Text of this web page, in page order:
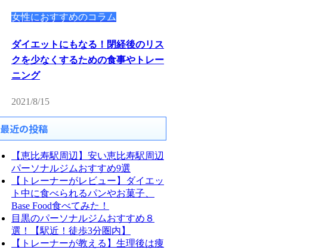
女性におすすめのコラム
ダイエットにもなる！閉経後のリス
クを少なくするための食事やトレー
ニング
2021/8/15
最近の投稿
【恵比寿駅周辺】安い恵比寿駅周辺
パーソナルジムおすすめ9選
【トレーナーがレビュー】ダイエッ
ト中に食べられるパンやお菓子、
Base Food食べてみた！
目黒のパーソナルジムおすすめ８
選！【駅近！徒歩3分圏内】
【トレーナーが教える】生理後は痩